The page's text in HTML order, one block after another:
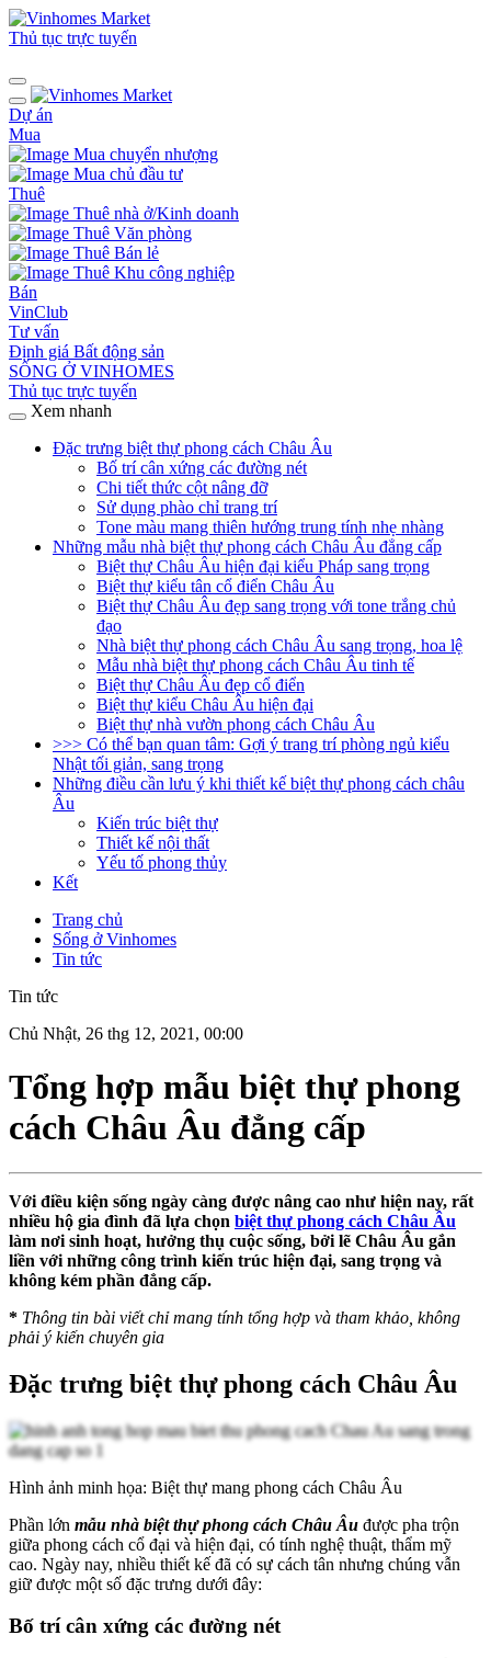
Thủ tục trực tuyến
Dự án
Mua
Mua chuyển nhượng
Mua chủ đầu tư
Thuê
Thuê nhà ở/Kinh doanh
Thuê Văn phòng
Thuê Bán lẻ
Thuê Khu công nghiệp
Bán
VinClub
Tư vấn
Định giá Bất động sản
SỐNG Ở VINHOMES
Thủ tục trực tuyến
Xem nhanh
Đặc trưng biệt thự phong cách Châu Âu
Bố trí cân xứng các đường nét
Chi tiết thức cột nâng đỡ
Sử dụng phào chỉ trang trí
Tone màu mang thiên hướng trung tính nhẹ nhàng
Những mẫu nhà biệt thự phong cách Châu Âu đẳng cấp
Biệt thự Châu Âu hiện đại kiểu Pháp sang trọng
Biệt thự kiểu tân cổ điển Châu Âu
Biệt thự Châu Âu đẹp sang trọng với tone trắng chủ
đạo
Nhà biệt thự phong cách Châu Âu sang trọng, hoa lệ
Mẫu nhà biệt thự phong cách Châu Âu tinh tế
Biệt thự Châu Âu đẹp cổ điển
Biệt thự kiểu Châu Âu hiện đại
Biệt thự nhà vườn phong cách Châu Âu
>>> Có thể bạn quan tâm: Gợi ý trang trí phòng ngủ kiểu
Nhật tối giản, sang trọng
Những điều cần lưu ý khi thiết kế biệt thự phong cách châu
Âu
Kiến trúc biệt thự
Thiết kế nội thất
Yếu tố phong thủy
Kết
Trang chủ
Sống ở Vinhomes
Tin tức
Tin tức
Chủ Nhật, 26 thg 12, 2021, 00:00
Tổng hợp mẫu biệt thự phong
cách Châu Âu đẳng cấp
Với điều kiện sống ngày càng được nâng cao như hiện nay, rất
nhiều hộ gia đình đã lựa chọn biệt thự phong cách Châu Âu
làm nơi sinh hoạt, hưởng thụ cuộc sống, bởi lẽ Châu Âu gắn
liền với những công trình kiến trúc hiện đại, sang trọng và
không kém phần đẳng cấp.
* Thông tin bài viết chỉ mang tính tổng hợp và tham khảo, không
phải ý kiến chuyên gia
Đặc trưng biệt thự phong cách Châu Âu
Hình ảnh minh họa: Biệt thự mang phong cách Châu Âu
Phần lớn mẫu nhà biệt thự phong cách Châu Âu được pha trộn
giữa phong cách cổ đại và hiện đại, có tính nghệ thuật, thẩm mỹ
cao. Ngày nay, nhiều thiết kế đã có sự cách tân nhưng chúng vẫn
giữ được một số đặc trưng dưới đây:
Bố trí cân xứng các đường nét